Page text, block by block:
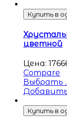
Купить в
цветной
Цена:
Compare
Выбрать
Купить в